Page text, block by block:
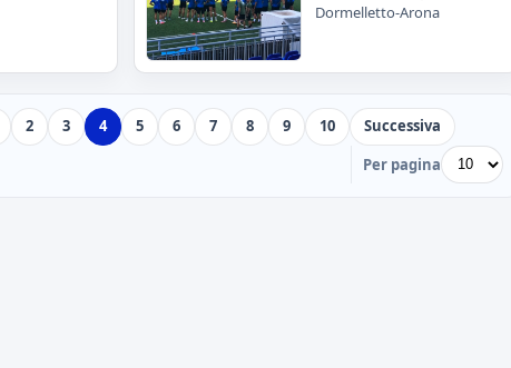
Dormelletto-Arona
2 3 4 5 6 7 8 9 10
Successiva
Per pagina